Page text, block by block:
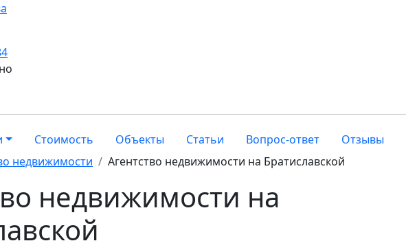
Стоимость Объекты Статьи Вопрос-ответ Отзывы
недвижимости Агентство недвижимости на Братиславской
недвижимости на